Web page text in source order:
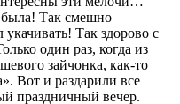
была! Так смешно
Так здорово с
один раз, когда из
зайчонка, как-то
Вот и раздарили все
праздничный вечер.